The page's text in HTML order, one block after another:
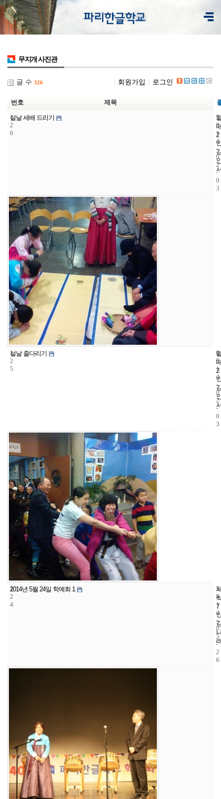
무지개 사진관
글 수 326 회원가입 로그인
번호 제목
1
2
6
설날 세배 드리기
2
5
8
2
0
1
4
-
0
2
-
0
3
1
2
5
설날 줄다리기
2
6
6
2
0
1
4
-
0
2
-
0
3
1
2
4
2014년 5월 24일 학예회 1
7
5
5
2
0
1
4
-
0
5
-
2
6